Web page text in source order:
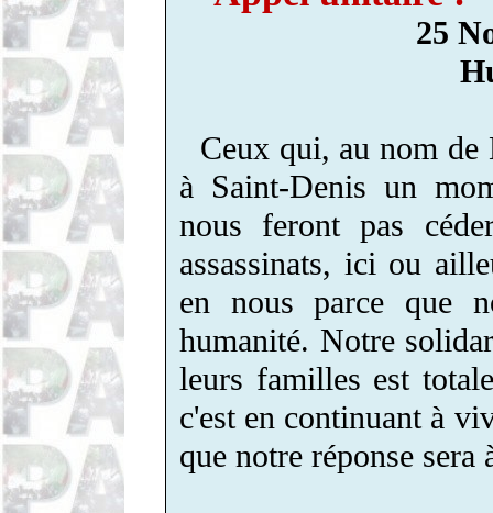
25
Ceux qui, au nom
à Saint-Denis un
nous feront pas
assassinats, ici ou
en nous parce que
humanité. Notre
leurs familles est
c'est en continuant à
que notre réponse sera